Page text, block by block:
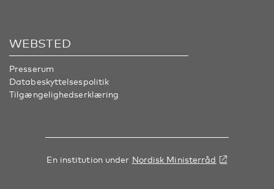
WEBSTED
Presserum
Databeskyttelsespolitik
Tilgængelighedserklæring
En institution under Nordisk Ministerråd